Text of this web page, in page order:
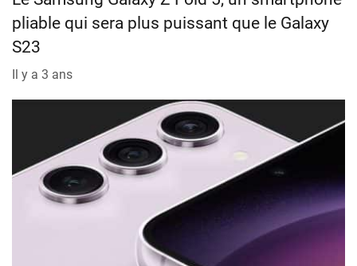
pliable qui sera plus puissant que le Galaxy
S23
Il y a 3 ans